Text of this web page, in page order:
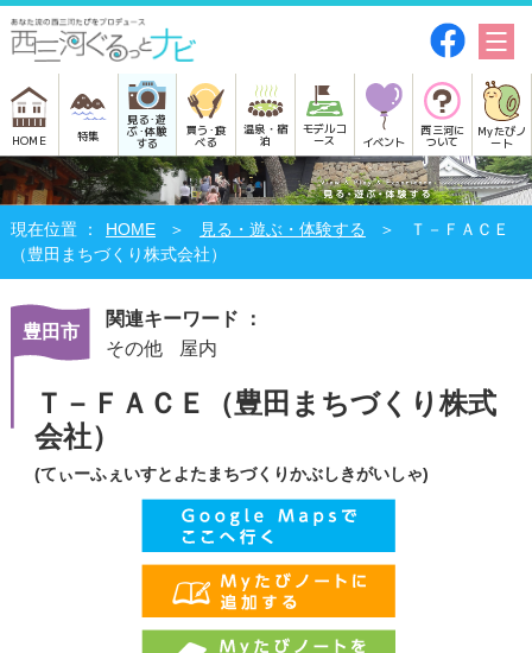
HOME 特集
見る･遊
ぶ･体験
する
買う･食
べる
温泉・宿
泊
モデルコ
ース イベント
西三河に
ついて
Myたびノ
ート
HOME 見る・遊ぶ・体験する
Ｔ－ＦＡＣＥ
（豊田まちづくり株式会社）
豊田市
関連キーワード ：
その他
屋内
Ｔ－ＦＡＣＥ（豊田まちづくり株式
会社）
(てぃーふぇいすとよたまちづくりかぶしきがいしゃ)